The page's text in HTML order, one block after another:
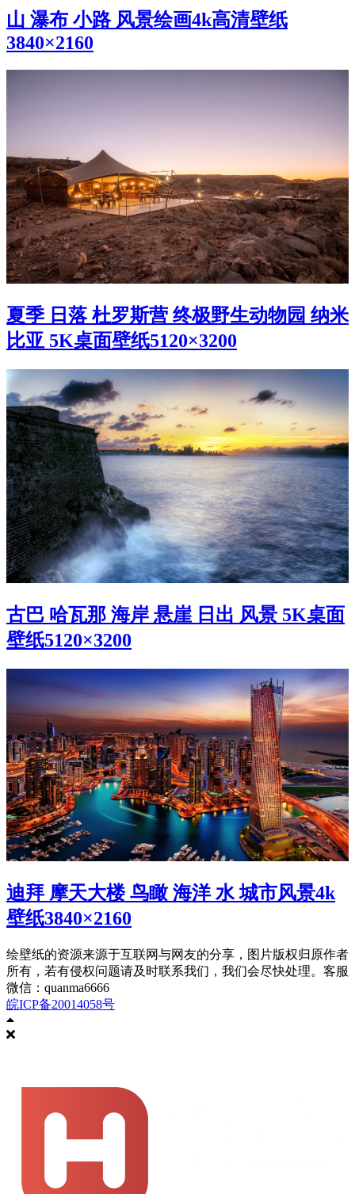
山 瀑布 小路 风景绘画4k高清壁纸
3840×2160
夏季 日落 杜罗斯营 终极野生动物园 纳米
比亚 5K桌面壁纸5120×3200
古巴 哈瓦那 海岸 悬崖 日出 风景 5K桌面
壁纸5120×3200
迪拜 摩天大楼 鸟瞰 海洋 水 城市风景4k
壁纸3840×2160
绘壁纸的资源来源于互联网与网友的分享，图片版权归原作者
所有，若有侵权问题请及时联系我们，我们会尽快处理。客服
微信：quanma6666
皖ICP备20014058号